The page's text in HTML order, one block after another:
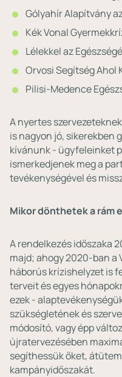
Gólyahír Alapítvány
Kék Vonal
Lélekkel az
Orvosi Segítség Ahol
Pilisi-Medence
A nyertes
is nagyon jó, sikerekben
kívánunk - ügyfeleinket
ismerkedjenek meg a
tevékenységével és
Mikor dönthetek a rám
A rendelkezés időszaka
majd; ahogy 2020-ban a
háborús krízishelyzet is
terveit és egyes
ezek -
szükségletének és
módosító, vagy épp
újratervezésében
segíthessük őket,
kampányidőszakát.